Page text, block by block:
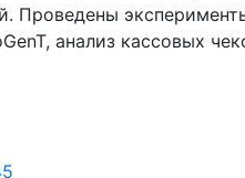
Проведены
анализ кассовых